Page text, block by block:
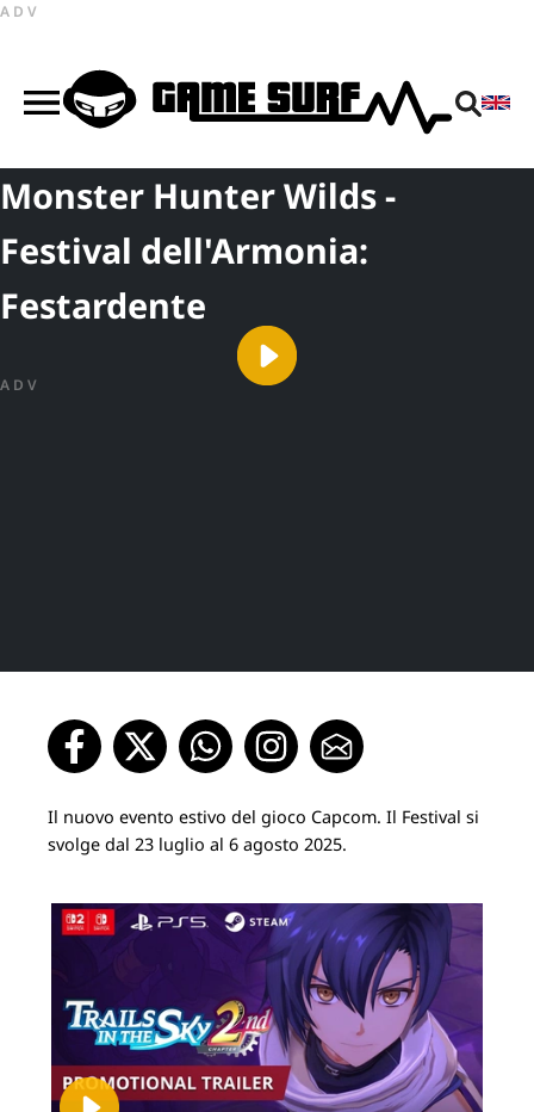
ADV
Monster Hunter Wilds -
Festival dell'Armonia:
Festardente
ADV
Il nuovo evento estivo del gioco Capcom. Il Festival si
svolge dal 23 luglio al 6 agosto 2025.